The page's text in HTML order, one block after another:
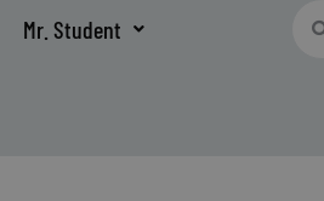
Mr. Student